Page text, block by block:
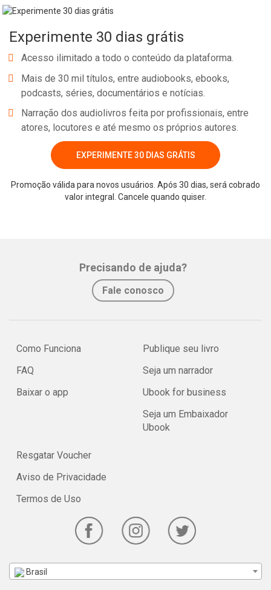
Experimente 30 dias grátis
Acesso ilimitado a todo o conteúdo da plataforma.
Mais de 30 mil títulos, entre audiobooks, ebooks,
podcasts, séries, documentários e notícias.
Narração dos audiolivros feita por profissionais, entre
atores, locutores e até mesmo os próprios autores.
EXPERIMENTE 30 DIAS GRÁTIS
Promoção válida para novos usuários. Após 30 dias, será cobrado
valor integral. Cancele quando quiser.
Precisando de ajuda?
Fale conosco
Como Funciona
FAQ
Baixar o app
Publique seu livro
Seja um narrador
Ubook for business
Seja um Embaixador
Ubook
Resgatar Voucher
Aviso de Privacidade
Termos de Uso
Brasil
Whatsapp Facebook Twitter